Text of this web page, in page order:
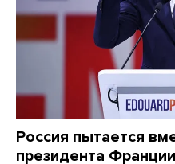
Россия пытается
президента